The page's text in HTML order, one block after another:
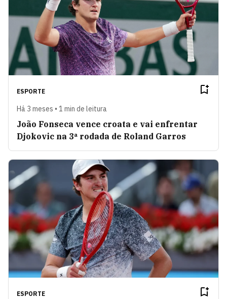
ESPORTE
Há 3 meses • 1 min de leitura
João Fonseca vence croata e vai enfrentar
Djokovic na 3ª rodada de Roland Garros
ESPORTE